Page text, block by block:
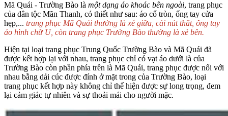
Mã Quái - Trường Bào là một dạng áo khoác bên ngoài, trang phục
của dân tộc Mãn Thanh, có thiết như sau: áo cổ tròn, ống tay cửa
hẹp,... trang phục Mã Quái thường là xẻ giữa, cài nút thắt, ống tay
áo hình chữ U, còn trang phục Trường Bào thường là xẻ bên.
Hiện tại loại trang phục Trung Quốc Trường Bào và Mã Quái đã
được kết hợp lại với nhau, trang phục chỉ có vạt áo dưới là của
Trường Bào còn phần phía trên là Mã Quái, trang phục được nối với
nhau bằng dải cúc được đính ở mặt trong của Trường Bào, loại
trang phục kết hợp này không chỉ thể hiện được sự long trọng, đem
lại cảm giác tự nhiên và sự thoải mái cho người mặc.